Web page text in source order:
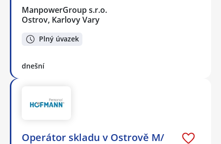
ManpowerGroup s.r.o.
Ostrov, Karlovy Vary
Plný úvazek
dnešní
Operátor skladu v Ostrově M/